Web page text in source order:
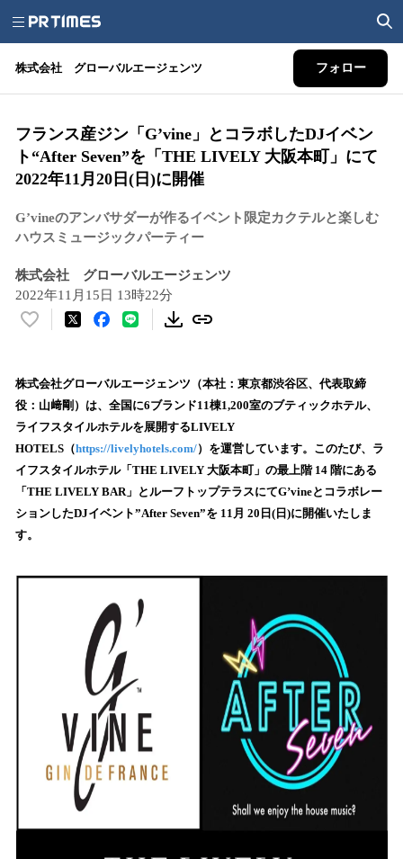
株式会社 グローバルエージェンツ フォロー
フランス産ジン「G’vine」とコラボしたDJイベン
ト“After Seven”を「THE LIVELY 大阪本町」にて
2022年11月20日(日)に開催
G’vineのアンバサダーが作るイベント限定カクテルと楽しむ
ハウスミュージックパーティー
株式会社 グローバルエージェンツ
2022年11月15日 13時22分
い
！
数
を
読
込
み
中
で
株式会社グローバルエージェンツ（本社：東京都渋谷区、代表取締
役：山﨑剛）は、全国に6ブランド11棟1,200室のブティックホテル、
ライフスタイルホテルを展開するLIVELY
HOTELS（https://livelyhotels.com/）を運営しています。このたび、ラ
イフスタイルホテル「THE LIVELY 大阪本町」の最上階 14 階にある
「THE LIVELY BAR」とルーフトップテラスにてG’vineとコラボレー
ションしたDJイベント”After Seven”を 11月 20日(日)に開催いたしま
す。